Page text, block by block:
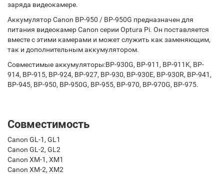
заряда видеокамере.
Аккумулятор Canon BP-950 / BP-950G предназначен для
питания видеокамер Canon серии Optura Pi. Он поставляется
вместе с этими камерами и может служить как заменяющим,
так и дополнительным аккумулятором.
Совместимые аккумуляторы:BP-930G, BP-911, BP-911K, BP-
914, BP-915, BP-924, BP-927, BP-930, BP-930E, BP-930R, BP-941,
BP-945, BP-950, BP-950G, BP-955, BP-970, BP-970G, BP-975.
Совместимость
Canon GL-1, GL1
Canon GL-2, GL2
Canon XM-1, XM1
Canon XM-2, XM2